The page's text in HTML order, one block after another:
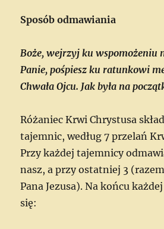
Sposób odmawiania
Boże, wejrzyj ku wspomożeniu
Panie, pośpiesz ku ratunkowi
Chwała Ojcu. Jak była na
Różaniec Krwi Chrystusa
tajemnic, według 7 przelań
Przy każdej tajemnicy
nasz, a przy ostatniej 3
Pana Jezusa). Na końcu
się: